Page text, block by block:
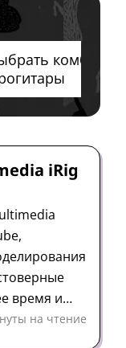
iRig
время и
на чтение